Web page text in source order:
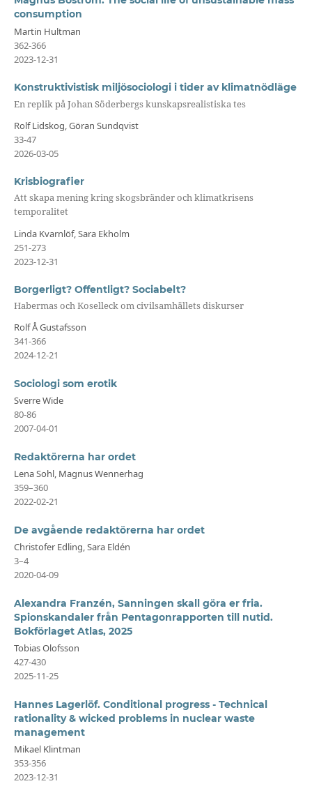
consumption
Martin Hultman
362-366
2023-12-31
Konstruktivistisk miljösociologi i tider av klimatnödläge
En replik på Johan Söderbergs kunskapsrealistiska tes
Rolf Lidskog, Göran Sundqvist
33-47
2026-03-05
Krisbiografier
Att skapa mening kring skogsbränder och klimatkrisens
temporalitet
Linda Kvarnlöf, Sara Ekholm
251-273
2023-12-31
Borgerligt? Offentligt? Sociabelt?
Habermas och Koselleck om civilsamhällets diskurser
Rolf Å Gustafsson
341-366
2024-12-21
Sociologi som erotik
Sverre Wide
80-86
2007-04-01
Redaktörerna har ordet
Lena Sohl, Magnus Wennerhag
359–360
2022-02-21
De avgående redaktörerna har ordet
Christofer Edling, Sara Eldén
3–4
2020-04-09
Alexandra Franzén, Sanningen skall göra er fria.
Spionskandaler från Pentagonrapporten till nutid.
Bokförlaget Atlas, 2025
Tobias Olofsson
427-430
2025-11-25
Hannes Lagerlöf. Conditional progress - Technical
rationality & wicked problems in nuclear waste
management
Mikael Klintman
353-356
2023-12-31